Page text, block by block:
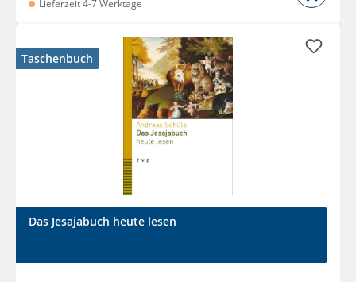
Lieferzeit 4-7 Werktage
Taschenbuch
Das Jesajabuch heute lesen